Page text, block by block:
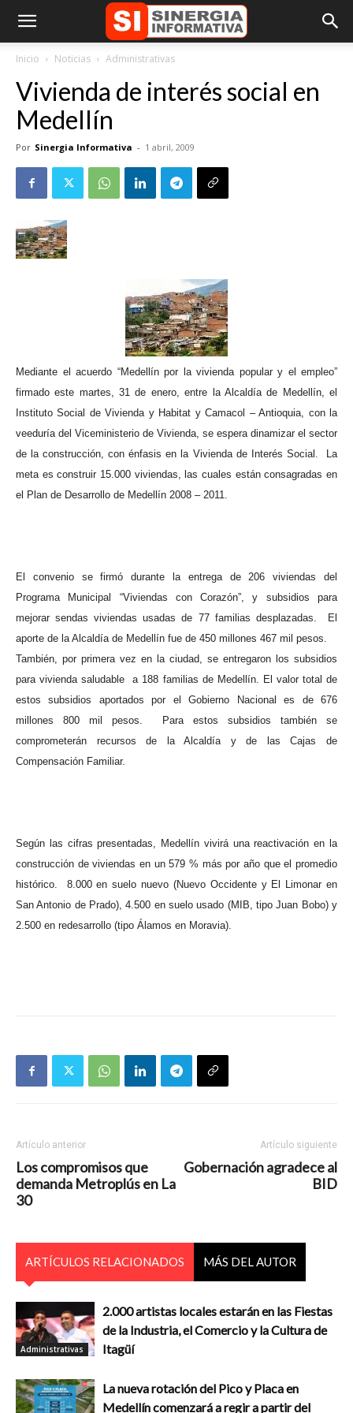
Inicio Noticias Administrativas
Vivienda de interés social en
Medellín
Por Sinergia Informativa - 1 abril, 2009
Mediante el acuerdo “Medellín por la vivienda popular y el empleo”
firmado este martes, 31 de enero, entre la Alcaldía de Medellín, el
Instituto Social de Vivienda y Habitat y Camacol – Antioquia, con la
veeduría del Viceministerio de Vivienda, se espera dinamizar el sector
de la construcción, con énfasis en la Vivienda de Interés Social.
La
meta es construir 15.000 viviendas, las cuales están consagradas en
el Plan de Desarrollo de Medellín 2008 – 2011.
El convenio se firmó durante la entrega de 206 viviendas del
Programa Municipal “Viviendas con Corazón”, y subsidios para
mejorar sendas viviendas usadas de 77 familias desplazadas.
El
aporte de la Alcaldía de Medellín fue de 450 millones 467 mil pesos.
También, por primera vez en la ciudad, se entregaron los subsidios
para vivienda saludable
a 188 familias de Medellín. El valor total de
estos subsidios aportados por el Gobierno Nacional es de 676
millones 800 mil pesos.
Para estos subsidios también se
comprometerán recursos de la Alcaldía y de las Cajas de
Compensación Familiar.
Según las cifras presentadas, Medellín vivirá una reactivación en la
construcción de viviendas en un 579 % más por año que el promedio
histórico.
8.000 en suelo nuevo (Nuevo Occidente y El Limonar en
San Antonio de Prado), 4.500 en suelo usado (MIB, tipo Juan Bobo) y
2.500 en redesarrollo (tipo Álamos en Moravia).
Artículo anterior
Los compromisos que
demanda Metroplús en La
30
Artículo siguiente
Gobernación agradece al
BID
ARTÍCULOS RELACIONADOS MÁS DEL AUTOR
Administrativas
2.000 artistas locales estarán en las Fiestas
de la Industria, el Comercio y la Cultura de
Itagüí
La nueva rotación del Pico y Placa en
Medellín comenzará a regir a partir del